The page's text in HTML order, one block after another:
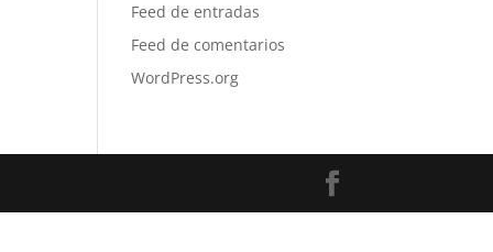
Feed de entradas
Feed de comentarios
WordPress.org